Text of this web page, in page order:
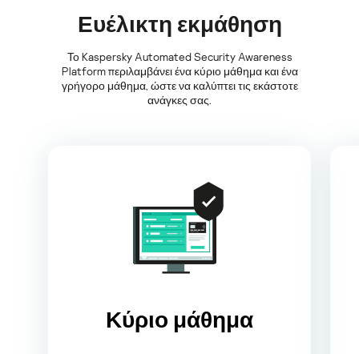
Ευέλικτη εκμάθηση
Το Kaspersky Automated Security Awareness
Platform περιλαμβάνει ένα κύριο μάθημα και ένα
γρήγορο μάθημα, ώστε να καλύπτει τις εκάστοτε
ανάγκες σας.
Κύριο μάθημα